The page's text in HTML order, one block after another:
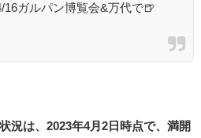
ガルパン博覧会&万代で🍺
況は、2023年4月2日時点で、満開